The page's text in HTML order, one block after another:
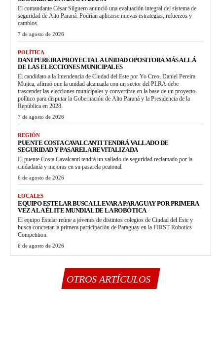
El comandante César Silguero anunció una evaluación integral del sistema de
seguridad de Alto Paraná. Podrían aplicarse nuevas estrategias, refuerzos y
cambios.
7 de agosto de 2026
POLÍTICA
DANI PEREIRA PROYECTA LA UNIDAD OPOSITORA MÁS ALLÁ
DE LAS ELECCIONES MUNICIPALES
El candidato a la Intendencia de Ciudad del Este por Yo Creo, Daniel Pereira
Mujica, afirmó que la unidad alcanzada con un sector del PLRA debe
trascender las elecciones municipales y convertirse en la base de un proyecto
político para disputar la Gobernación de Alto Paraná y la Presidencia de la
República en 2028.
7 de agosto de 2026
REGIÓN
PUENTE COSTA CAVALCANTI TENDRÁ VALLADO DE
SEGURIDAD Y PASARELA REVITALIZADA
El puente Costa Cavalcanti tendrá un vallado de seguridad reclamado por la
ciudadanía y mejoras en su pasarela peatonal.
6 de agosto de 2026
LOCALES
EQUIPO ESTELAR BUSCA LLEVAR A PARAGUAY POR PRIMERA
VEZ A LA ÉLITE MUNDIAL DE LA ROBÓTICA
El equipo Estelar reúne a jóvenes de distintos colegios de Ciudad del Este y
busca concretar la primera participación de Paraguay en la FIRST Robotics
Competition.
6 de agosto de 2026
OTROS ARTÍCULOS